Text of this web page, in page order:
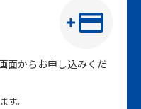
面からお申し込みくだ
す。